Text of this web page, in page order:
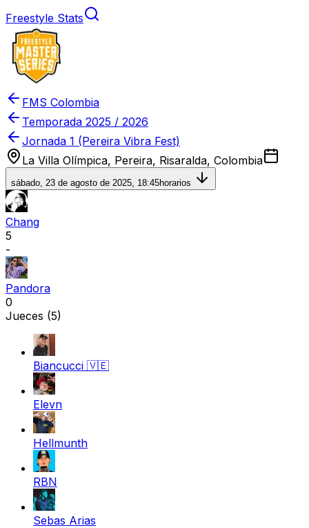
Freestyle Stats
FMS Colombia
Temporada 2025 / 2026
Jornada 1 (Pereira Vibra Fest)
La Villa Olímpica, Pereira, Risaralda, Colombia
sábado, 23 de agosto de 2025, 18:45horarios
Chang
5
-
Pandora
0
Jueces (5)
Biancucci 🇻🇪
Elevn
Hellmunth
RBN
Sebas Arias